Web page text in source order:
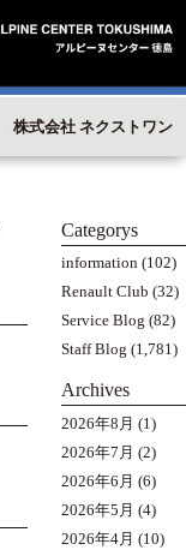
株式会社 ネクストワン
Categorys
information (102)
Renault Club (32)
Service Blog (82)
Staff Blog (1,781)
Archives
2026年8月 (1)
2026年7月 (2)
2026年6月 (6)
2026年5月 (4)
2026年4月 (10)